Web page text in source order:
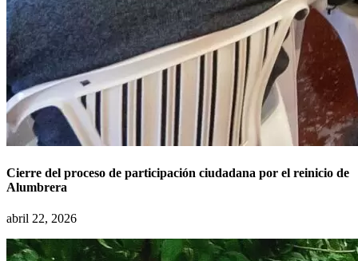
Cierre del proceso de participación ciudadana por el reinicio de
Alumbrera
abril 22, 2026